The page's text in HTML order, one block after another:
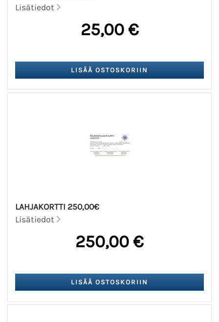
Lisätiedot
25,00 €
LAHJAKORTTI 250,00€
Lisätiedot
250,00 €